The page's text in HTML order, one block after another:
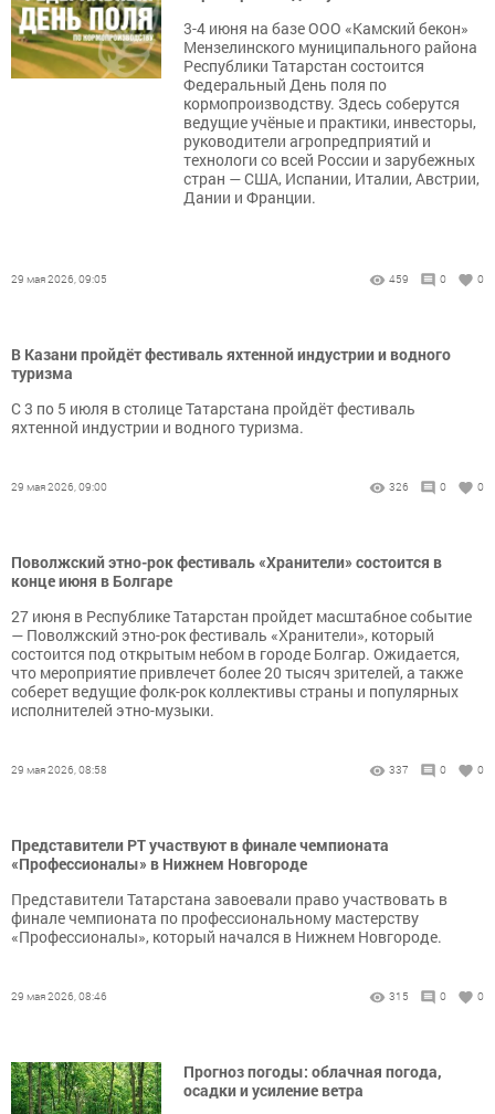
3-4 июня на базе ООО «Камский бекон»
Мензелинского муниципального района
Республики Татарстан состоится
Федеральный День поля по
кормопроизводству. Здесь соберутся
ведущие учёные и практики, инвесторы,
руководители агропредприятий и
технологи со всей России и зарубежных
стран — США, Испании, Италии, Австрии,
Дании и Франции.
29 мая 2026, 09:05 459 0 0
В Казани пройдёт фестиваль яхтенной индустрии и водного
туризма
С 3 по 5 июля в столице Татарстана пройдёт фестиваль
яхтенной индустрии и водного туризма.
29 мая 2026, 09:00 326 0 0
Поволжский этно-рок фестиваль «Хранители» состоится в
конце июня в Болгаре
27 июня в Республике Татарстан пройдет масштабное событие
— Поволжский этно-рок фестиваль «Хранители», который
состоится под открытым небом в городе Болгар. Ожидается,
что мероприятие привлечет более 20 тысяч зрителей, а также
соберет ведущие фолк-рок коллективы страны и популярных
исполнителей этно-музыки.
29 мая 2026, 08:58 337 0 0
Представители РТ участвуют в финале чемпионата
«Профессионалы» в Нижнем Новгороде
Представители Татарстана завоевали право участвовать в
финале чемпионата по профессиональному мастерству
«Профессионалы», который начался в Нижнем Новгороде.
29 мая 2026, 08:46 315 0 0
Прогноз погоды: облачная погода,
осадки и усиление ветра